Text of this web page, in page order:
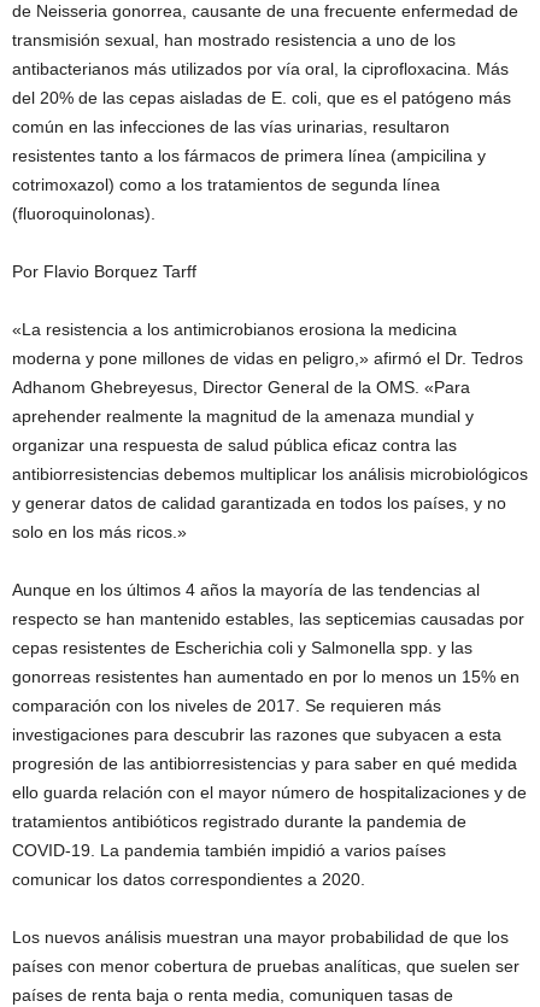
de Neisseria gonorrea, causante de una frecuente enfermedad de
transmisión sexual, han mostrado resistencia a uno de los
antibacterianos más utilizados por vía oral, la ciprofloxacina. Más
del 20% de las cepas aisladas de E. coli, que es el patógeno más
común en las infecciones de las vías urinarias, resultaron
resistentes tanto a los fármacos de primera línea (ampicilina y
cotrimoxazol) como a los tratamientos de segunda línea
(fluoroquinolonas).
Por Flavio Borquez Tarff
«La resistencia a los antimicrobianos erosiona la medicina
moderna y pone millones de vidas en peligro,» afirmó el Dr. Tedros
Adhanom Ghebreyesus, Director General de la OMS. «Para
aprehender realmente la magnitud de la amenaza mundial y
organizar una respuesta de salud pública eficaz contra las
antibiorresistencias debemos multiplicar los análisis microbiológicos
y generar datos de calidad garantizada en todos los países, y no
solo en los más ricos.»
Aunque en los últimos 4 años la mayoría de las tendencias al
respecto se han mantenido estables, las septicemias causadas por
cepas resistentes de Escherichia coli y Salmonella spp. y las
gonorreas resistentes han aumentado en por lo menos un 15% en
comparación con los niveles de 2017. Se requieren más
investigaciones para descubrir las razones que subyacen a esta
progresión de las antibiorresistencias y para saber en qué medida
ello guarda relación con el mayor número de hospitalizaciones y de
tratamientos antibióticos registrado durante la pandemia de
COVID-19. La pandemia también impidió a varios países
comunicar los datos correspondientes a 2020.
Los nuevos análisis muestran una mayor probabilidad de que los
países con menor cobertura de pruebas analíticas, que suelen ser
países de renta baja o renta media, comuniquen tasas de